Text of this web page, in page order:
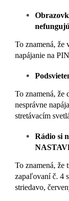
To znamená, že
napájanie na
To znamená, že
nesprávne
stretávacím
Rádio si
To znamená, že
zapaľovaní č. 4
striedavo,